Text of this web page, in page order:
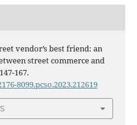
vendor’s best friend: an
street commerce and
167.
8099.pcso.2023.212619